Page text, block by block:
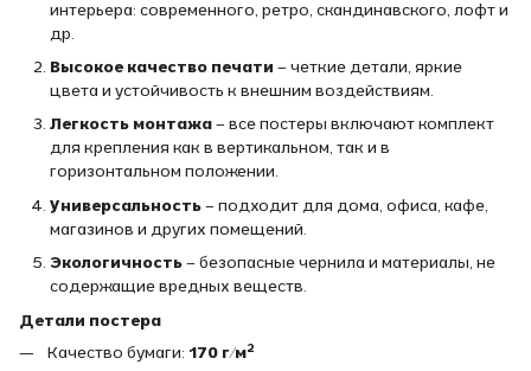
интерьера: современного, ретро, скандинавского, лофт и
др.
Высокое качество печати – четкие детали, яркие
цвета и устойчивость к внешним воздействиям.
Легкость монтажа– все постеры включают комплект
для крепления как в вертикальном, так и в
горизонтальном положении.
Универсальность– подходит для дома, офиса, кафе,
магазинов и других помещений.
Экологичность– безопасные чернила и материалы, не
содержащие вредных веществ.
Детали постера
Качество бумаги: 170 г/м²